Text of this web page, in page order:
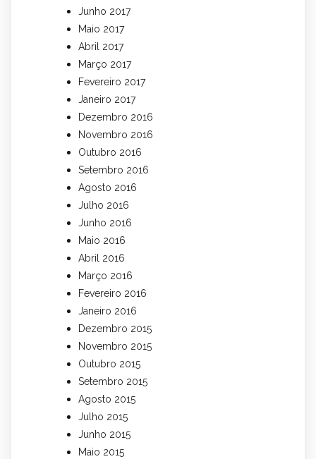
Junho 2017
Maio 2017
Abril 2017
Março 2017
Fevereiro 2017
Janeiro 2017
Dezembro 2016
Novembro 2016
Outubro 2016
Setembro 2016
Agosto 2016
Julho 2016
Junho 2016
Maio 2016
Abril 2016
Março 2016
Fevereiro 2016
Janeiro 2016
Dezembro 2015
Novembro 2015
Outubro 2015
Setembro 2015
Agosto 2015
Julho 2015
Junho 2015
Maio 2015